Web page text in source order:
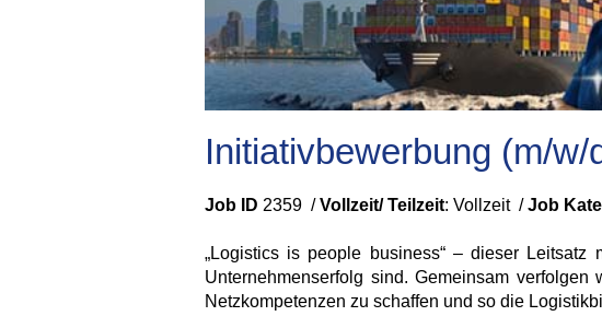
Initiativbewerbung (m/w/
Job ID 2359 /Vollzeit/ Teilzeit: Vollzeit /Job
„Logistics is people business“ – dieser
Unternehmenserfolg sind. Gemeinsam
Netzkompetenzen zu schaffen und so die